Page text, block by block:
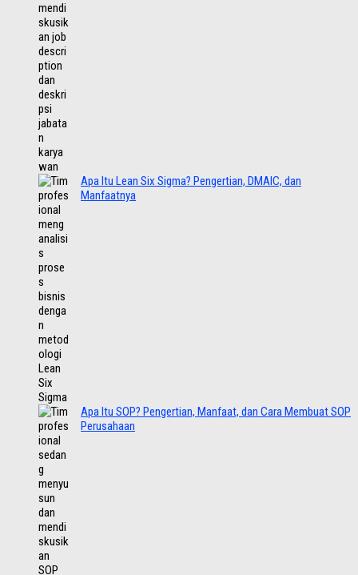
Apa Itu Lean Six Sigma? Pengertian, DMAIC, dan
Manfaatnya
Apa Itu SOP? Pengertian, Manfaat, dan Cara Membuat SOP
Perusahaan